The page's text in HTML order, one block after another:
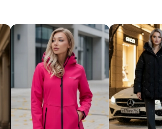
Повседневный,
Однотонный, логотип,
Весна–осень 2026
Город, активный отдых,